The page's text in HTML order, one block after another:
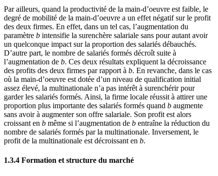
Par ailleurs, quand la productivité de la main-d’oeuvre est faible, le
degré de mobilité de la main-d’oeuvre a un effet négatif sur le profit
des deux firmes. En effet, dans un tel cas, l’augmentation du
paramètre b intensifie la surenchère salariale sans pour autant avoir
un quelconque impact sur la proportion des salariés débauchés.
D’autre part, le nombre de salariés formés décroît suite à
l’augmentation de b. Ces deux résultats expliquent la décroissance
des profits des deux firmes par rapport à b. En revanche, dans le cas
où la main-d’oeuvre est dotée d’un niveau de qualification initial
assez élevé, la multinationale n’a pas intérêt à surenchérir pour
garder les salariés formés. Ainsi, la firme locale réussit à attirer une
proportion plus importante des salariés formés quand b augmente
sans avoir à augmenter son offre salariale. Son profit est alors
croissant en b même si l’augmentation de b entraîne la réduction du
nombre de salariés formés par la multinationale. Inversement, le
profit de la multinationale est décroissant en b.
1.3.4 Formation et structure du marché